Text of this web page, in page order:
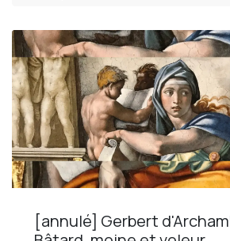
[annulé] Gerbert